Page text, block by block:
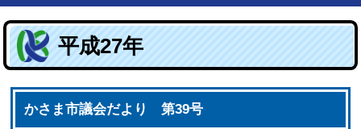
平成27年
かさま市議会だより 第39号